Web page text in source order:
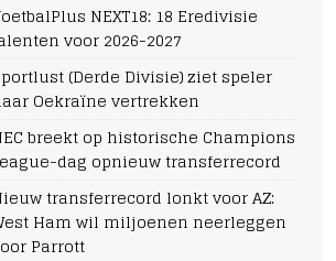
NEXT18: 18 Eredivisie
voor 2026-2027
(Derde Divisie) ziet speler
Oekraïne vertrekken
breekt op historische Champions
dag opnieuw transferrecord
transferrecord lonkt voor AZ:
Ham wil miljoenen neerleggen
Parrott